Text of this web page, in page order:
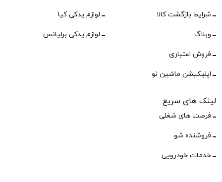
شرایط بازگشت کالا
وبلاگ
فروش اعتباری
اپلیکیشن ماشین نو
لوازم یدکی کیا
لوازم یدکی برلیانس
لینک های سریع
فرصت های شغلی
فروشنده شو
خدمات خودرویی